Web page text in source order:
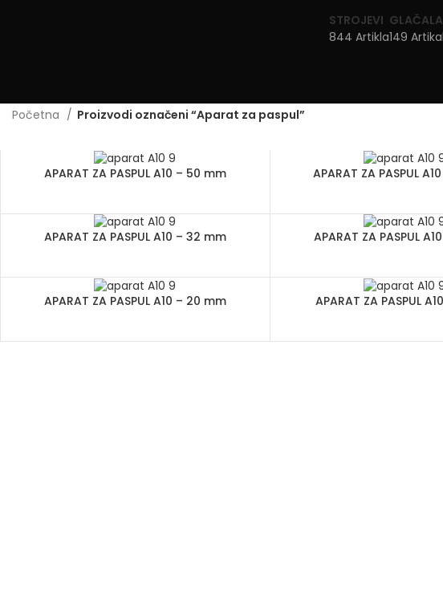
STROJEVI
844 Artikla
GLAČALA
149
Početna Proizvodi označeni “Aparat za paspul”
APARAT ZA PASPUL A10 – 50 mm APARAT ZA PASPUL
APARAT ZA PASPUL A10 – 32 mm APARAT ZA PASPUL
APARAT ZA PASPUL A10 – 20 mm APARAT ZA PASPUL